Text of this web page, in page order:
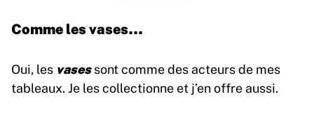
Comme les vases…
Oui, les vasessont comme des acteurs de mes
tableaux. Je les collectionne et j’en offre aussi.